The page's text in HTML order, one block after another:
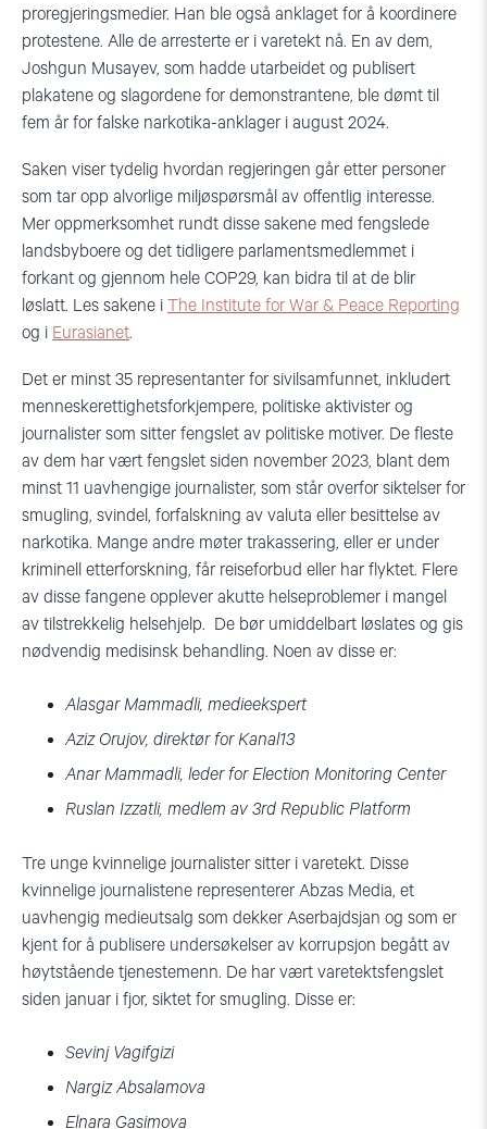
proregjeringsmedier. Han ble også anklaget for å koordinere
protestene. Alle de arresterte er i varetekt nå. En av dem,
Joshgun Musayev, som hadde utarbeidet og publisert
plakatene og slagordene for demonstrantene, ble dømt til
fem år for falske narkotika-anklager i august 2024.
Saken viser tydelig hvordan regjeringen går etter personer
som tar opp alvorlige miljøspørsmål av offentlig interesse.
Mer oppmerksomhet rundt disse sakene med fengslede
landsbyboere og det tidligere parlamentsmedlemmet i
forkant og gjennom hele COP29, kan bidra til at de blir
løslatt. Les sakene i The Institute for War & Peace Reporting
og i Eurasianet.
Det er minst 35 representanter for sivilsamfunnet, inkludert
menneskerettighetsforkjempere, politiske aktivister og
journalister som sitter fengslet av politiske motiver. De fleste
av dem har vært fengslet siden november 2023, blant dem
minst 11 uavhengige journalister, som står overfor siktelser for
smugling, svindel, forfalskning av valuta eller besittelse av
narkotika. Mange andre møter trakassering, eller er under
kriminell etterforskning, får reiseforbud eller har flyktet. Flere
av disse fangene opplever akutte helseproblemer i mangel
av tilstrekkelig helsehjelp. De bør umiddelbart løslates og gis
nødvendig medisinsk behandling. Noen av disse er:
Alasgar Mammadli, medieekspert
Aziz Orujov, direktør for Kanal13
Anar Mammadli, leder for Election Monitoring Center
Ruslan Izzatli, medlem av 3rd Republic Platform
Tre unge kvinnelige journalister sitter i varetekt. Disse
kvinnelige journalistene representerer Abzas Media, et
uavhengig medieutsalg som dekker Aserbajdsjan og som er
kjent for å publisere undersøkelser av korrupsjon begått av
høytstående tjenestemenn. De har vært varetektsfengslet
siden januar i fjor, siktet for smugling. Disse er:
Sevinj Vagifgizi
Nargiz Absalamova
Elnara Gasimova